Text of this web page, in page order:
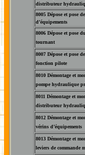
distributeur
8005 Dépose et pose
d’équipements
8006 Dépose et pose
tournant
8007 Dépose et pose
fonction pilote
8010 Démontage et
pompe hydraulique
8011 Démontage et
distributeur
8012 Démontage et
vérins d’équipements
8013 Démontage et
leviers de commande